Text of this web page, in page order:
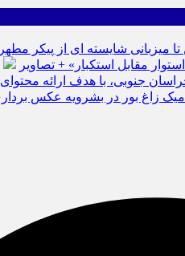
تا میزبانی شایسته ای از پیکر
جنوبی، با هدف ارائه محتوای
زاغ بور در بشرویه عکس